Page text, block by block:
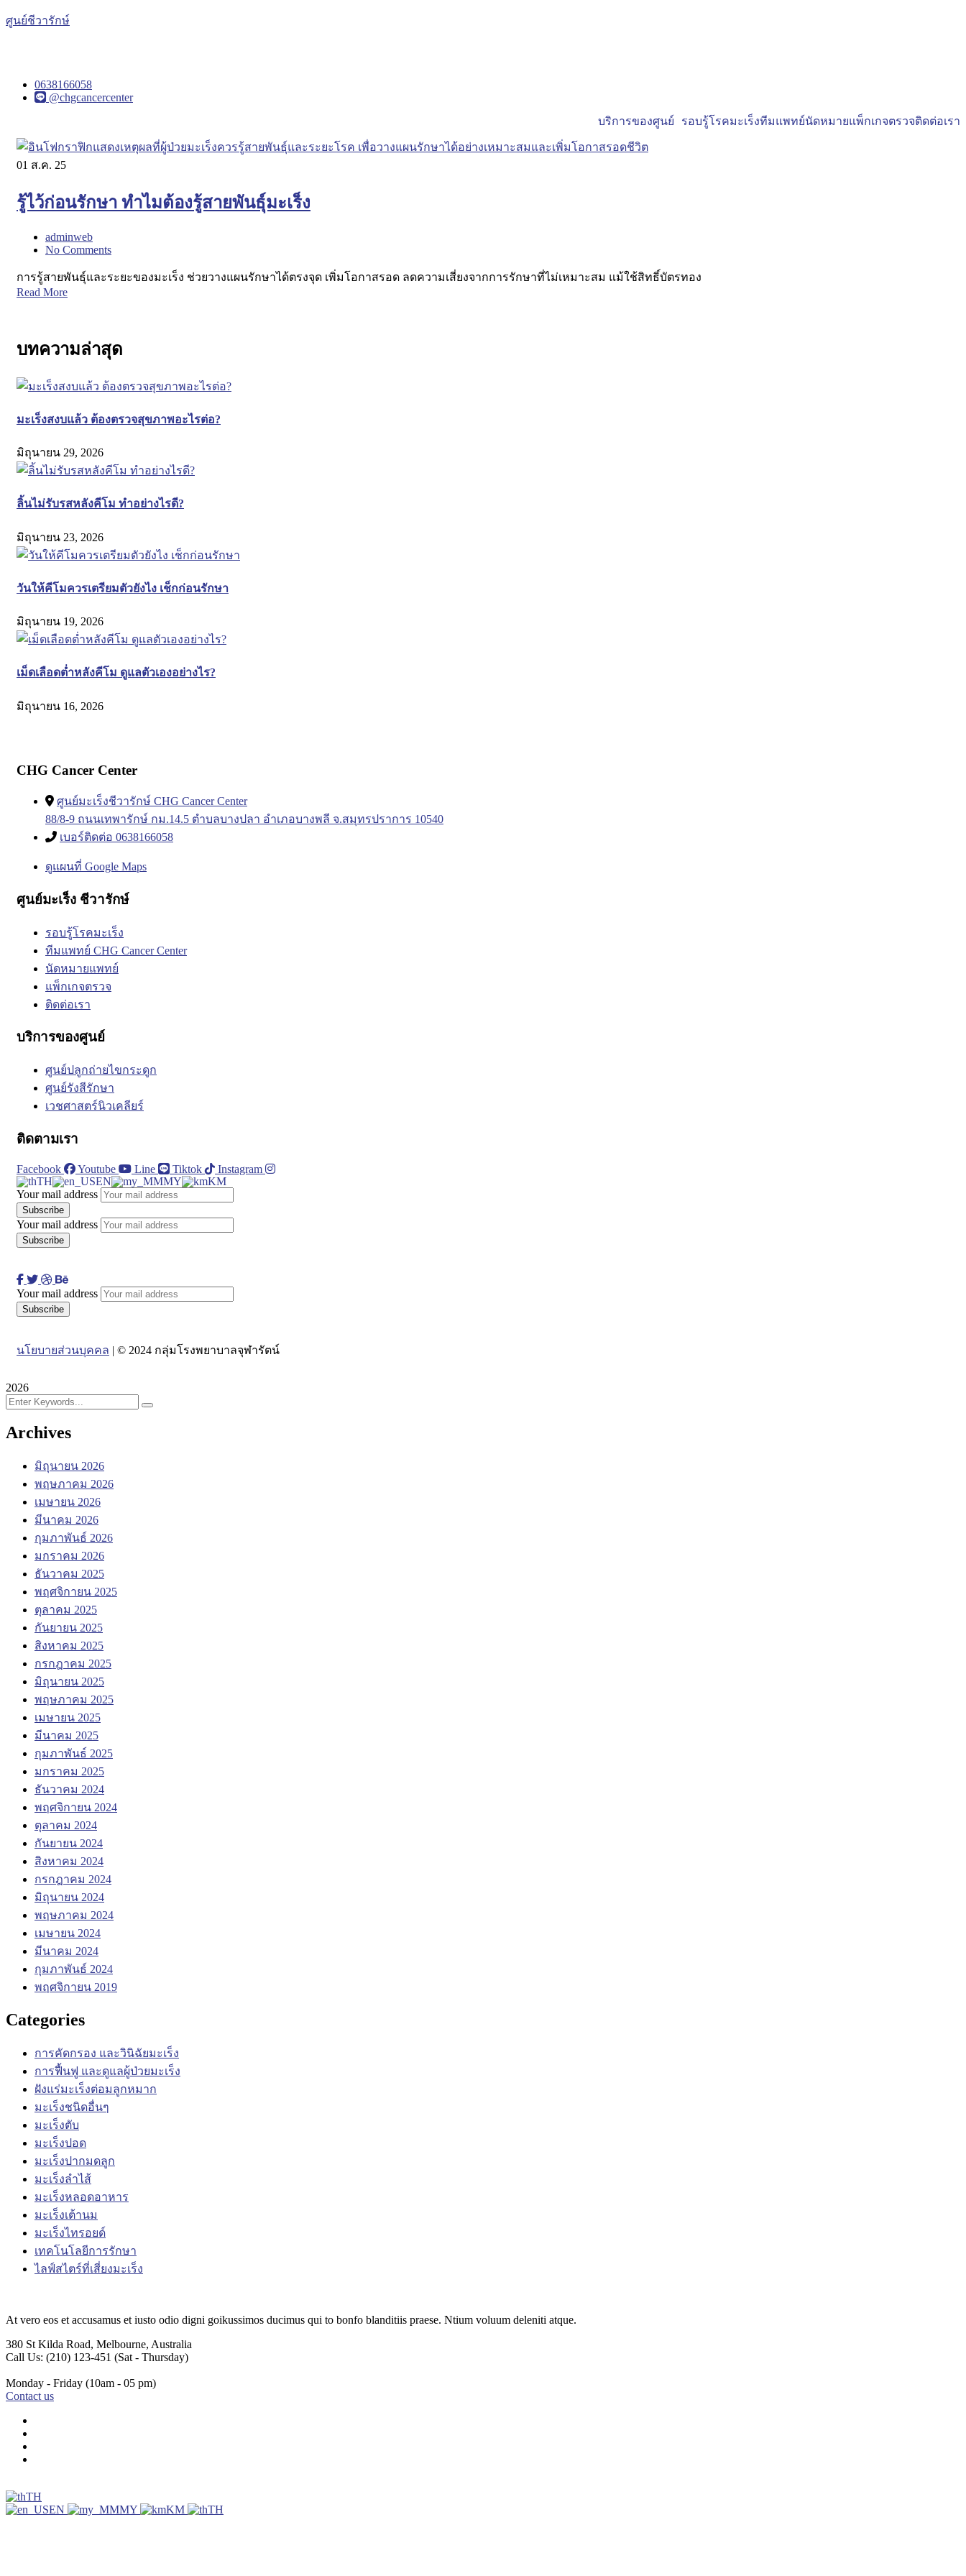
ศูนย์ชีวารักษ์
0638166058
@chgcancercenter
บริการของศูนย์
รอบรู้โรคมะเร็งทีมแพทย์นัดหมายแพ็กเกจตรวจติดต่อเรา
01 ส.ค. 25
รู้ไว้ก่อนรักษา ทำไมต้องรู้สายพันธุ์มะเร็ง
adminweb
No Comments
การรู้สายพันธุ์และระยะของมะเร็ง ช่วยวางแผนรักษาได้ตรงจุด เพิ่มโอกาสรอด ลดความเสี่ยงจากการรักษาที่ไม่เหมาะสม แม้ใช้สิทธิ์บัตรทอง
Read More
บทความล่าสุด
มะเร็งสงบแล้ว ต้องตรวจสุขภาพอะไรต่อ?
มิถุนายน 29, 2026
ลิ้นไม่รับรสหลังคีโม ทำอย่างไรดี?
มิถุนายน 23, 2026
วันให้คีโมควรเตรียมตัวยังไง เช็กก่อนรักษา
มิถุนายน 19, 2026
เม็ดเลือดต่ำหลังคีโม ดูแลตัวเองอย่างไร?
มิถุนายน 16, 2026
CHG Cancer Center
ศูนย์มะเร็งชีวารักษ์ CHG Cancer Center
88/8-9 ถนนเทพารักษ์ กม.14.5 ตำบลบางปลา อำเภอบางพลี จ.สมุทรปราการ 10540
เบอร์ติดต่อ 0638166058
ดูแผนที่ Google Maps
ศูนย์มะเร็ง ชีวารักษ์
รอบรู้โรคมะเร็ง
ทีมแพทย์ CHG Cancer Center
นัดหมายแพทย์
แพ็กเกจตรวจ
ติดต่อเรา
บริการของศูนย์
ศูนย์ปลูกถ่ายไขกระดูก
ศูนย์รังสีรักษา
เวชศาสตร์นิวเคลียร์
ติดตามเรา
Facebook Youtube Line Tiktok
Instagram
TH
EN MY
KM
Your mail address
Your mail address
Your mail address
นโยบายส่วนบุคคล | © 2024 กลุ่มโรงพยาบาลจุฬารัตน์
2026
Archives
มิถุนายน 2026
พฤษภาคม 2026
เมษายน 2026
มีนาคม 2026
กุมภาพันธ์ 2026
มกราคม 2026
ธันวาคม 2025
พฤศจิกายน 2025
ตุลาคม 2025
กันยายน 2025
สิงหาคม 2025
กรกฎาคม 2025
มิถุนายน 2025
พฤษภาคม 2025
เมษายน 2025
มีนาคม 2025
กุมภาพันธ์ 2025
มกราคม 2025
ธันวาคม 2024
พฤศจิกายน 2024
ตุลาคม 2024
กันยายน 2024
สิงหาคม 2024
กรกฎาคม 2024
มิถุนายน 2024
พฤษภาคม 2024
เมษายน 2024
มีนาคม 2024
กุมภาพันธ์ 2024
พฤศจิกายน 2019
Categories
การคัดกรอง และวินิฉัยมะเร็ง
การฟื้นฟู และดูแลผู้ป่วยมะเร็ง
ฝังแร่มะเร็งต่อมลูกหมาก
มะเร็งชนิดอื่นๆ
มะเร็งตับ
มะเร็งปอด
มะเร็งปากมดลูก
มะเร็งลำไส้
มะเร็งหลอดอาหาร
มะเร็งเต้านม
มะเร็งไทรอยด์
เทคโนโลยีการรักษา
ไลฟ์สไตร์ที่เสี่ยงมะเร็ง
At vero eos et accusamus et iusto odio digni goikussimos ducimus qui to bonfo blanditiis praese. Ntium voluum deleniti atque.
380 St Kilda Road, Melbourne, Australia
Call Us: (210) 123-451 (Sat - Thursday)
Monday - Friday (10am - 05 pm)
Contact us
TH
EN
MY KM TH